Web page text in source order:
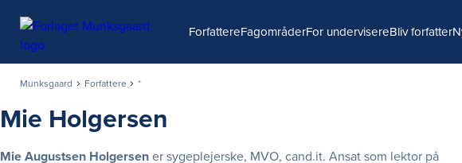
ForfattereFagområderFor undervisereBliv forfatter
Munksgaard Forfattere *
Mie Holgersen
Mie Augustsen Holgersen er sygeplejerske, MVO, cand.it. Ansat som lektor på